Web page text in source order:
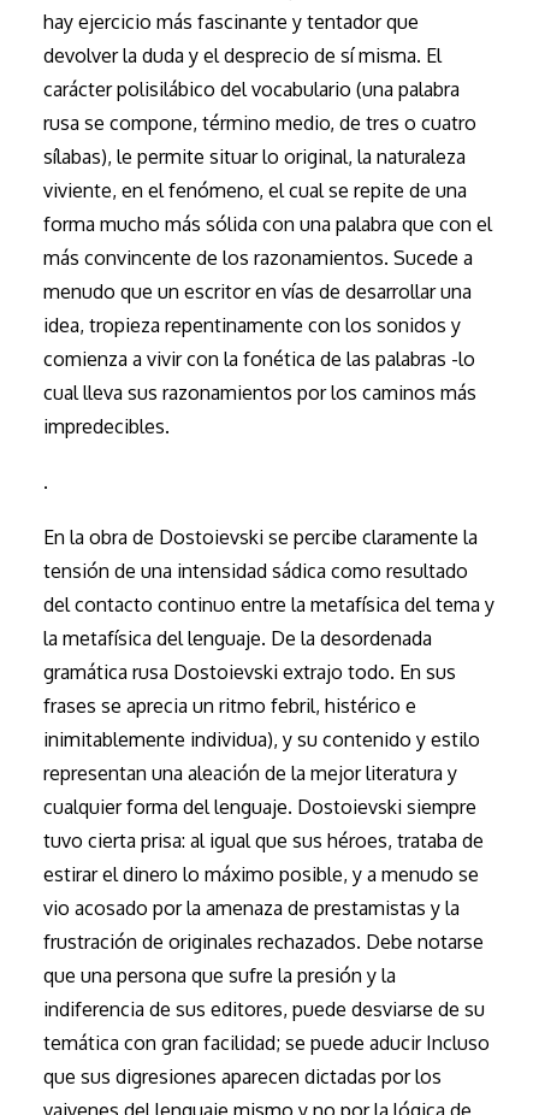
hay ejercicio más fascinante y tentador que
devolver la duda y el desprecio de sí misma. El
carácter polisilábico del vocabulario (una palabra
rusa se compone, término medio, de tres o cuatro
sílabas), le permite situar lo original, la naturaleza
viviente, en el fenómeno, el cual se repite de una
forma mucho más sólida con una palabra que con el
más convincente de los razonamientos. Sucede a
menudo que un escritor en vías de desarrollar una
idea, tropieza repentinamente con los sonidos y
comienza a vivir con la fonética de las palabras -lo
cual lleva sus razonamientos por los caminos más
impredecibles.
.
En la obra de Dostoievski se percibe claramente la
tensión de una intensidad sádica como resultado
del contacto continuo entre la metafísica del tema y
la metafísica del lenguaje. De la desordenada
gramática rusa Dostoievski extrajo todo. En sus
frases se aprecia un ritmo febril, histérico e
inimitablemente individua), y su contenido y estilo
representan una aleación de la mejor literatura y
cualquier forma del lenguaje. Dostoievski siempre
tuvo cierta prisa: al igual que sus héroes, trataba de
estirar el dinero lo máximo posible, y a menudo se
vio acosado por la amenaza de prestamistas y la
frustración de originales rechazados. Debe notarse
que una persona que sufre la presión y la
indiferencia de sus editores, puede desviarse de su
temática con gran facilidad; se puede aducir Incluso
que sus digresiones aparecen dictadas por los
vaivenes del lenguaje mismo y no por la lógica de